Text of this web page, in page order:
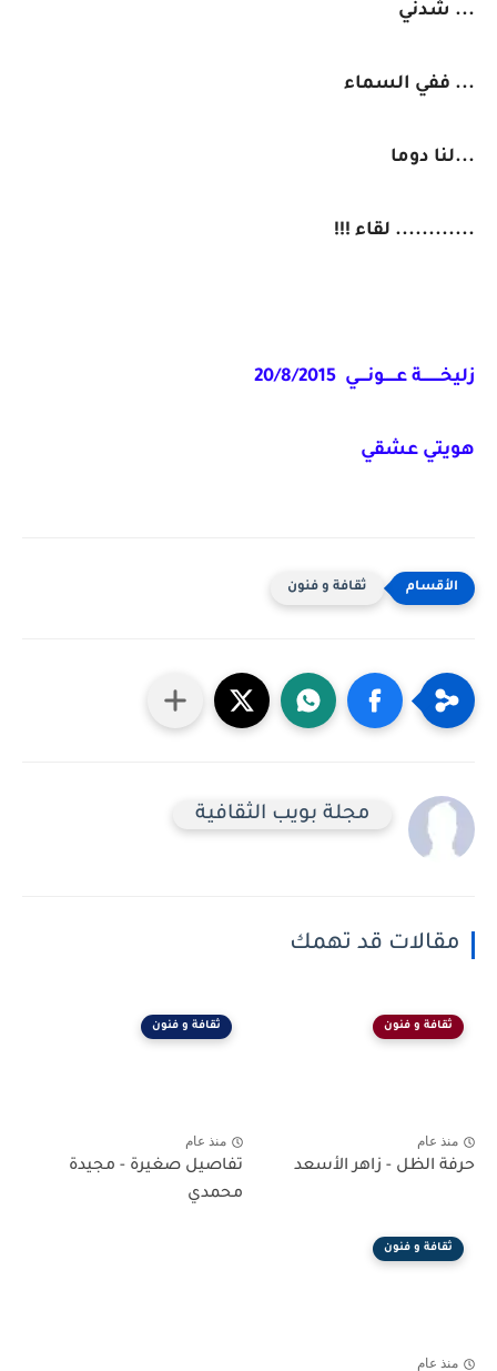
... شدني
... ففي السماء
...لنا دوما
............ لقاء !!!
زليخــــــــة عـــــونــــي 20/8/2015
هويتي عشقي
ثقافة و فنون
مجلة بويب الثقافية
مقالات قد تهمك
ثقافة و فنون
منذ عام
حرفة الظل - زاهر الأسعد
ثقافة و فنون
منذ عام
تفاصيل صغيرة - مجيدة
محمدي
ثقافة و فنون
منذ عام